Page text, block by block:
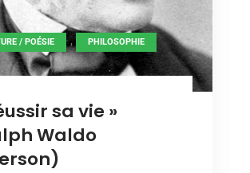
/ POÉSIE , PHILOSOPHIE
sa vie »
Waldo